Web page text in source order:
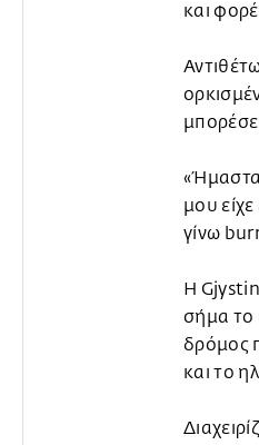
και
μου
γίνω
Η
σήμα το
δρόμος
και το